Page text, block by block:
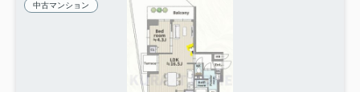
中古マンション